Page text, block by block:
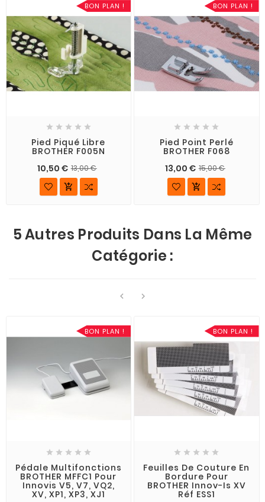
BON PLAN !
    
Pied Piqué Libre
BROTHER F005N
10,50 € 13,00 €

BON PLAN !
    
Pied Point Perlé
BROTHER F068
13,00 € 15,00 €

5 Autres Produits Dans La Même
Catégorie :
 
BON PLAN !
    
Pédale Multifonctions
BROTHER MFFC1 Pour
Innovis V5, V7, VQ2,
XV, XP1, XP3, XJ1
BON PLAN !
    
Feuilles De Couture En
Bordure Pour
BROTHER Innov-Is XV
Réf ESS1